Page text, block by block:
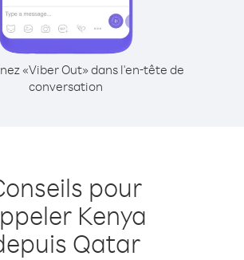
«Viber Out» dans l'en-tête de
conversation
pour
Kenya
Qatar